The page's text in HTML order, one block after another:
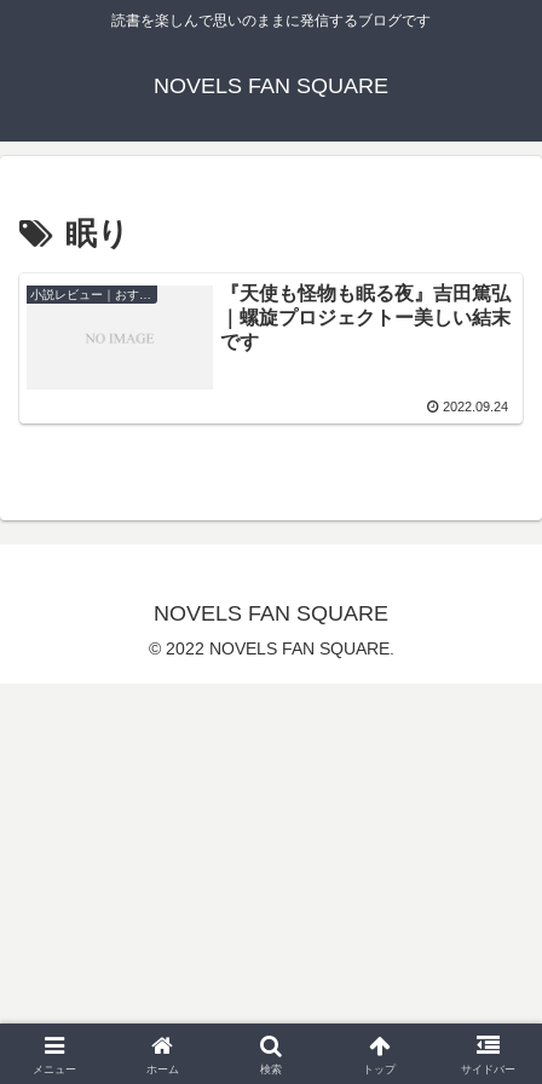
読書を楽しんで思いのままに発信するブログです
NOVELS FAN SQUARE
眠り
『天使も怪物も眠る夜』吉田篤弘
｜螺旋プロジェクトー美しい結末
です
2022.09.24
NOVELS FAN SQUARE
© 2022 NOVELS FAN SQUARE.
メニュー ホーム 検索 トップ サイドバー